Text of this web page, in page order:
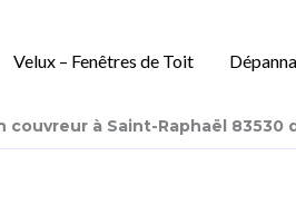
Velux – Fenêtres de Toit
couvreur à Saint-Raphaël 83530